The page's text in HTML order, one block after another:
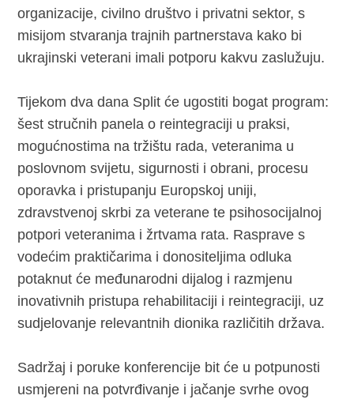
organizacije, civilno društvo i privatni sektor, s
misijom stvaranja trajnih partnerstava kako bi
ukrajinski veterani imali potporu kakvu zaslužuju.
Tijekom dva dana Split će ugostiti bogat program:
šest stručnih panela o reintegraciji u praksi,
mogućnostima na tržištu rada, veteranima u
poslovnom svijetu, sigurnosti i obrani, procesu
oporavka i pristupanju Europskoj uniji,
zdravstvenoj skrbi za veterane te psihosocijalnoj
potpori veteranima i žrtvama rata. Rasprave s
vodećim praktičarima i donositeljima odluka
potaknut će međunarodni dijalog i razmjenu
inovativnih pristupa rehabilitaciji i reintegraciji, uz
sudjelovanje relevantnih dionika različitih država.
Sadržaj i poruke konferencije bit će u potpunosti
usmjereni na potvrđivanje i jačanje svrhe ovog